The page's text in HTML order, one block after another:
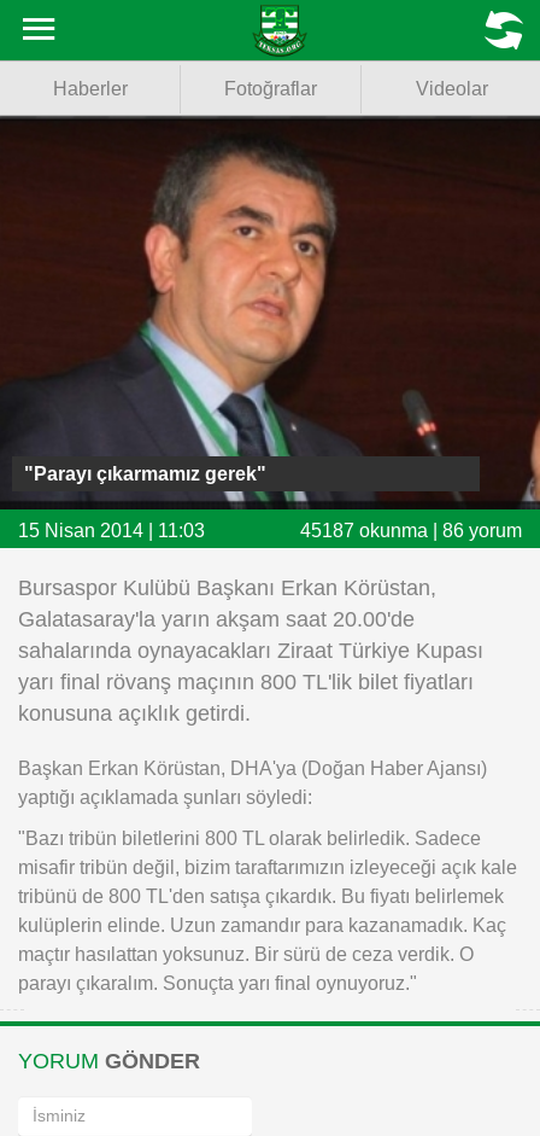
Fotoğraflar
Basketbol
Voleybol
Puan Durumu
Facebook
Twitter
Instagram
Android
iOS
MENU
Haberler Fotoğraflar Videolar
"Parayı çıkarmamız gerek"
15 Nisan 2014 | 11:03 45187 okunma | 86 yorum
Bursaspor Kulübü Başkanı Erkan Körüstan,
Galatasaray'la yarın akşam saat 20.00'de
sahalarında oynayacakları Ziraat Türkiye Kupası
yarı final rövanş maçının 800 TL'lik bilet fiyatları
konusuna açıklık getirdi.
Başkan Erkan Körüstan, DHA'ya (Doğan Haber Ajansı)
yaptığı açıklamada şunları söyledi:
"Bazı tribün biletlerini 800 TL olarak belirledik. Sadece
misafir tribün değil, bizim taraftarımızın izleyeceği açık kale
tribünü de 800 TL'den satışa çıkardık. Bu fiyatı belirlemek
kulüplerin elinde. Uzun zamandır para kazanamadık. Kaç
maçtır hasılattan yoksunuz. Bir sürü de ceza verdik. O
parayı çıkaralım. Sonuçta yarı final oynuyoruz."
YORUM GÖNDER